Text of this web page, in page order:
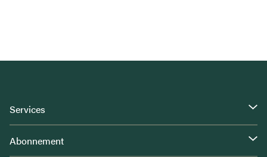
Services
Abonnement